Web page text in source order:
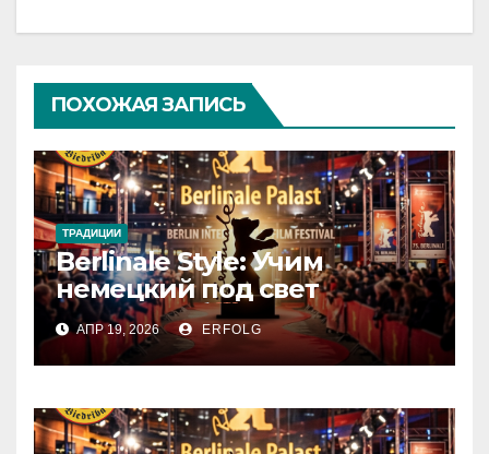
ПОХОЖАЯ ЗАПИСЬ
ТРАДИЦИИ
Berlinale Style: Учим
немецкий под свет
софитов!
АПР 19, 2026 ERFOLG